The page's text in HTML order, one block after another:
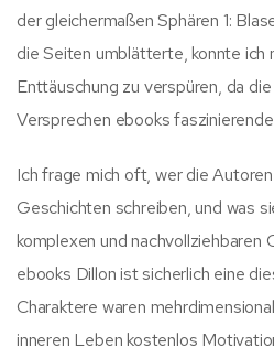
der gleichermaßen Sphären 1:
die Seiten umblätterte, konnte ich
Enttäuschung zu verspüren, da
Versprechen ebooks
Ich frage mich oft, wer die
Geschichten schreiben, und was
komplexen und nachvollziehbaren
ebooks Dillon ist sicherlich eine
Charaktere waren
inneren Leben kostenlos